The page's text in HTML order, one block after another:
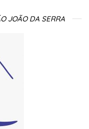
JOÃO DA SERRA